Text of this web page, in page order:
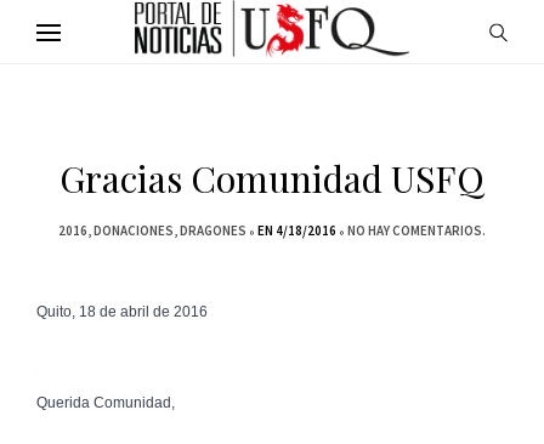
Gracias Comunidad USFQ
2016 DONACIONES DRAGONES EN 4/18/2016 NO HAY COMENTARIOS.
Quito, 18 de abril de 2016
Querida Comunidad,